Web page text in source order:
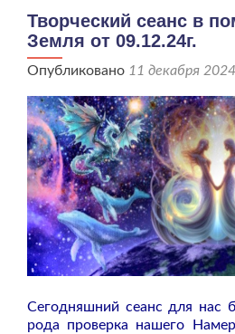
Творческий сеанс в
Земля от 09.12.24г.
Опубликовано 11 декабря
Сегодняшний сеанс для нас
рода проверка нашего